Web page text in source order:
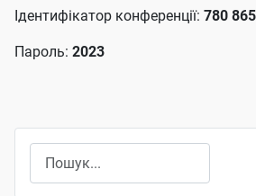
Ідентифікатор конференції: 780
Пароль: 2023